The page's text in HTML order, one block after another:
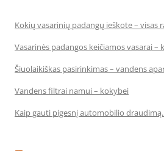
Kokių vasarinių padangų ieškote – visas
Vasarinės padangos keičiamos vasarai –
Šiuolaikiškas pasirinkimas – vandens
Vandens filtrai namui – kokybei
Kaip gauti pigesnį automobilio